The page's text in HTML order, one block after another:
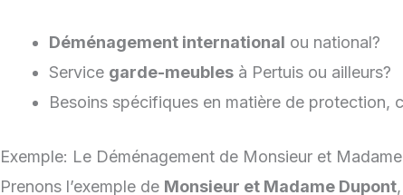
Déménagement international ou national?
Service garde-meubles à Pertuis ou ailleurs?
Besoins spécifiques en matière de protection,
Exemple: Le Déménagement de Monsieur et
Prenons l’exemple de Monsieur et Madame Dupont